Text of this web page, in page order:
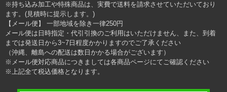
※持ち込み加工や特殊商品は、実費で送料を請求させていただいており
ます。(見積時に提示します。)
【メール便】 一部地域を除き一律250円
メール便は日時指定・代引引換のご利用はいただけません、また、到着
までは発送日から3~7日程度かかりますのでご了承ください
（沖縄、離島への配送は数日かかる場合がございます）
※メール便対応商品につきましては各商品ページにてご確認ください
※上記全て税込価格となります。